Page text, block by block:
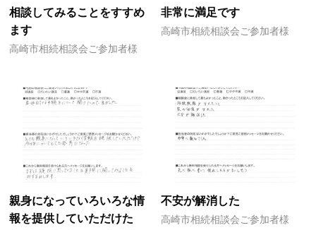
相談してみることをすすめ
ます
高崎市相続相談会ご参加者様
非常に満足です
高崎市相続相談会ご参加者様
親身になっていろいろな情
報を提供していただけた
不安が解消した
高崎市相続相談会ご参加者様